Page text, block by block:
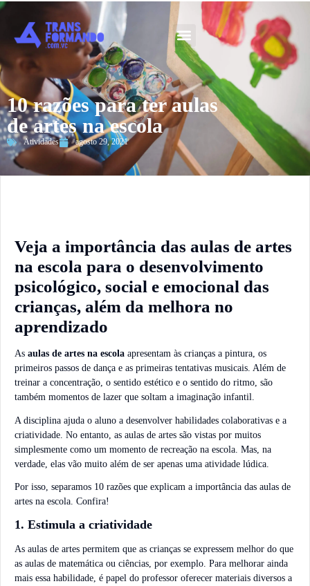
10 razões para ter aulas
de artes na escola
Atividades agosto 29, 2021
Veja a importância das aulas de artes
na escola para o desenvolvimento
psicológico, social e emocional das
crianças, além da melhora no
aprendizado
As aulas de artes na escola apresentam às crianças a pintura, os
primeiros passos de dança e as primeiras tentativas musicais. Além de
treinar a concentração, o sentido estético e o sentido do ritmo, são
também momentos de lazer que soltam a imaginação infantil.
A disciplina ajuda o aluno a desenvolver habilidades colaborativas e a
criatividade. No entanto, as aulas de artes são vistas por muitos
simplesmente como um momento de recreação na escola. Mas, na
verdade, elas vão muito além de ser apenas uma atividade lúdica.
Por isso, separamos 10 razões que explicam a importância das aulas de
artes na escola. Confira!
1. Estimula a criatividade
As aulas de artes permitem que as crianças se expressem melhor do que
as aulas de matemática ou ciências, por exemplo. Para melhorar ainda
mais essa habilidade, é papel do professor oferecer materiais diversos a